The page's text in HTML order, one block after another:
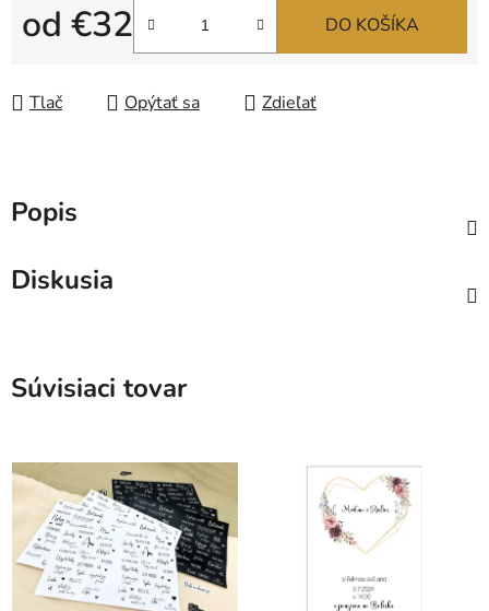
od €32
Jednotková cena:
DO KOŠÍKA
Tlač Opýtať sa Zdieľať
Popis
Diskusia
Súvisiaci tovar